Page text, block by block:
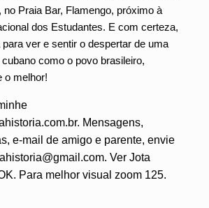
no Praia Bar, Flamengo, próximo à
dos Estudantes. E com certeza,
ver e sentir o despertar de uma
como o povo brasileiro,
o melhor!
Mensagens,
e-mail de amigo e parente, envie
Ver Jota
Para melhor visual zoom 125.